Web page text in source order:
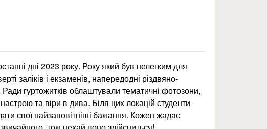
дні 2023 року. Року який був нелегким для
заліків і екзаменів, напередодні різдвяно-
гуртожитків облаштували тематичні фотозони,
та віри в дива. Біля цих локацій студенти
свої найзаповітніші бажання. Кожен жадає